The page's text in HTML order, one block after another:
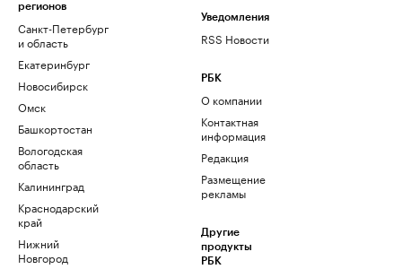
регионов
Санкт-Петербург
и область
Екатеринбург
Новосибирск
Омск
Башкортостан
Вологодская
область
Калининград
Краснодарский
край
Нижний
Новгород
Уведомления
RSS Новости
РБК
О компании
Контактная
информация
Редакция
Размещение
рекламы
Другие
продукты
РБК